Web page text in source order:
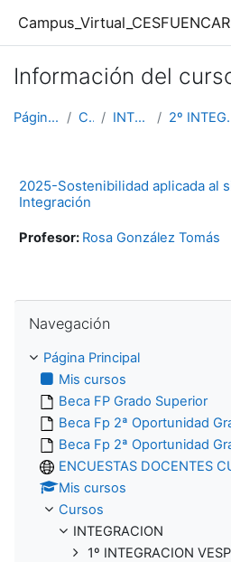
Información del
Página Principal Cursos INTEGRACION 2º
2025-Sostenibilidad aplicada al
Integración
Profesor: Rosa González Tomás
Navegación
Página Principal
Mis cursos
Beca FP Grado Superior
Beca Fp 2ª Oportunidad
Beca Fp 2ª Oportunidad
ENCUESTAS DOCENTES
Mis cursos
Cursos
INTEGRACION
1º INTEGRACION